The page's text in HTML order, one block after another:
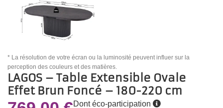
* La résolution de votre écran ou la luminosité peuvent influer sur la
perception des couleurs et des matières.
LAGOS – Table Extensible Ovale
Effet Brun Foncé – 180-220 cm
Dont éco-participation